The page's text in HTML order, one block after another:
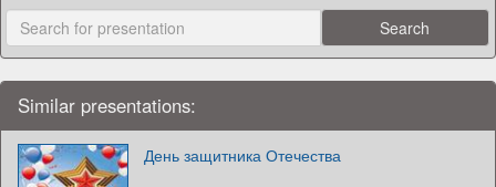
Similar presentations:
День защитника Отечества